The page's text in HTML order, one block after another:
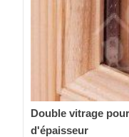
Double vitrage
d'épaisseur